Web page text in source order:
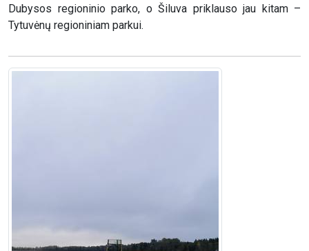
Dubysos regioninio parko, o Šiluva priklauso jau kitam –
Tytuvėnų regioniniam parkui.